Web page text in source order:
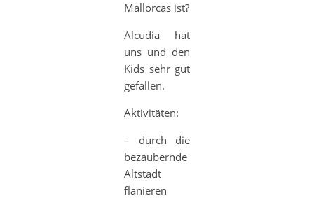
Mallorcas ist?
Alcudia hat
uns und den
Kids sehr gut
gefallen.
Aktivitäten:
– durch die
bezaubernde
Altstadt
flanieren